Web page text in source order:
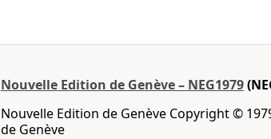
Nouvelle Edition de Genève – NEG1979
Nouvelle Edition de Genève Copyright ©
de Genève